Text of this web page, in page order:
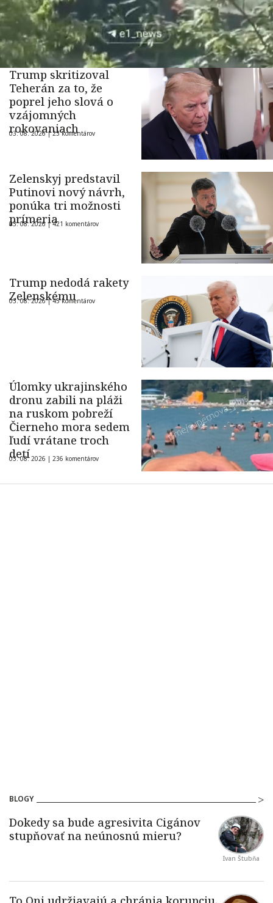
Trump skritizoval
Teherán za to, že
poprel jeho slová o
vzájomných
rokovaniach
03. 08. 2026 |23 komentárov
Zelenskyj predstavil
Putinovi nový návrh,
ponúka tri možnosti
prímeria
03. 08. 2026 |421 komentárov
Trump nedodá rakety
Zelenskému
03. 08. 2026 |45 komentárov
Úlomky ukrajinského
dronu zabili na pláži
na ruskom pobreží
Čierneho mora sedem
ľudí vrátane troch
detí
03. 08. 2026 | 236 komentárov
BLOGY
Ivan Štubňa